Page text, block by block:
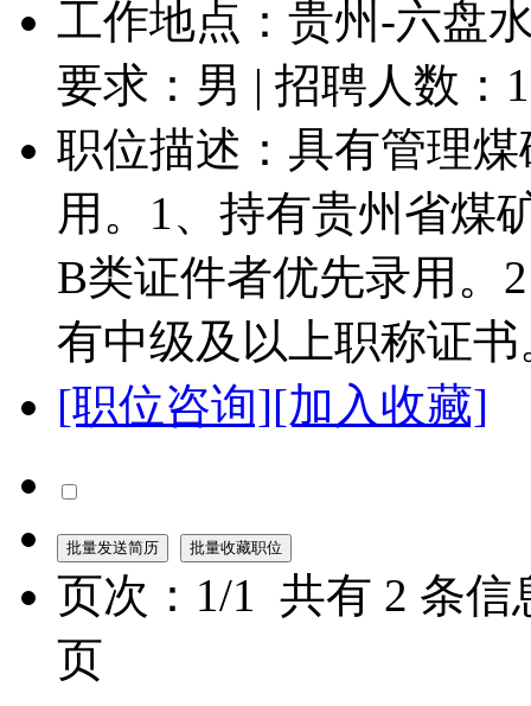
工作地点：贵州-六盘
要求：男 | 招聘人数：
职位描述：具有管理
用。1、持有贵州省煤
B类证件者优先录用。
有中级及以上职称证书
[职位咨询][加入收藏]
页次： 1/1 共有 2 条信
页